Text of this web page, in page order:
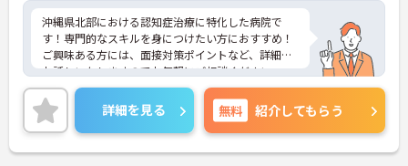
沖縄県北部における認知症治療に特化した病院で
す！専門的なスキルを身につけたい方におすすめ！
ご興味ある方には、面接対策ポイントなど、詳細を
お話しいたしますのでお気軽にご相談ください。
詳細を見る 無料 紹介してもらう